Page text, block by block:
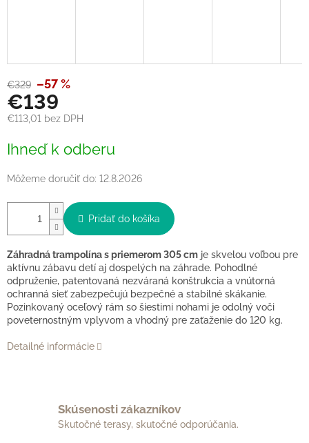
€329 –57 %
€139
€113,01 bez DPH
cena:
Ihneď k odberu
Môžeme doručiť do: 12.8.2026
Pridať do košíka
Záhradná trampolína s priemerom 305 cm je skvelou voľbou pre
aktívnu zábavu detí aj dospelých na záhrade. Pohodlné
odpruženie, patentovaná nezváraná konštrukcia a vnútorná
ochranná sieť zabezpečujú bezpečné a stabilné skákanie.
Pozinkovaný oceľový rám so šiestimi nohami je odolný voči
poveternostným vplyvom a vhodný pre zaťaženie do 120 kg.
Detailné informácie
Skúsenosti zákazníkov
Skutočné terasy, skutočné odporúčania.